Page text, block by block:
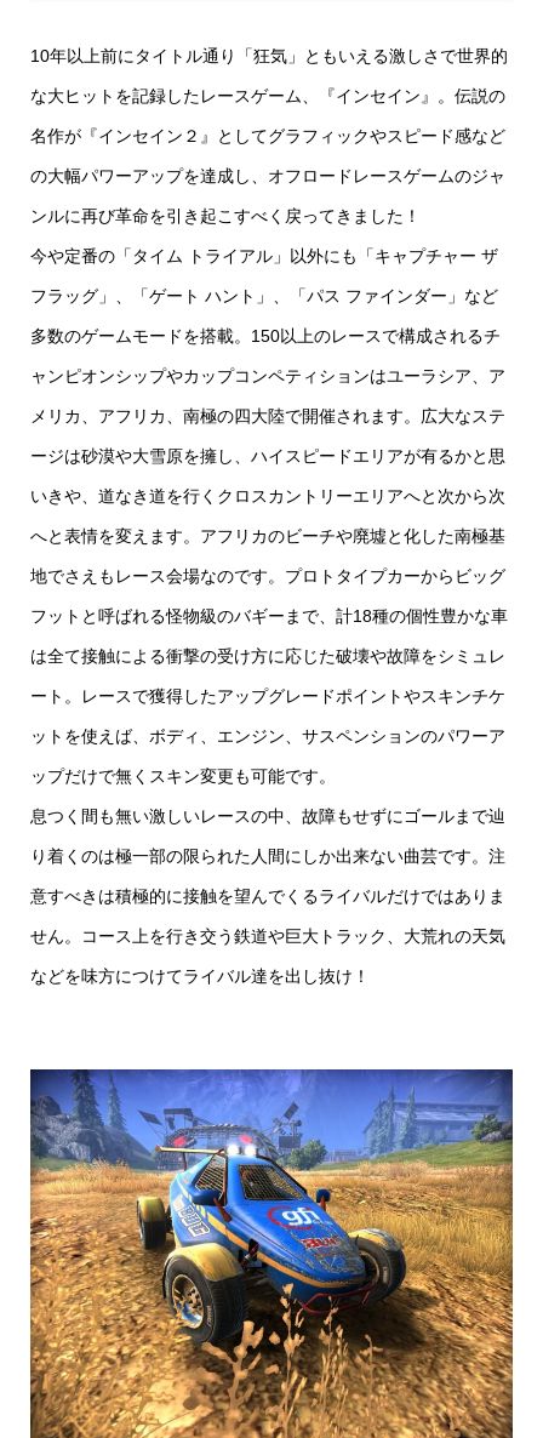
10年以上前にタイトル通り「狂気」ともいえる激しさで世界的
な大ヒットを記録したレースゲーム、『インセイン』。伝説の
名作が『インセイン２』としてグラフィックやスピード感など
の大幅パワーアップを達成し、オフロードレースゲームのジャ
ンルに再び革命を引き起こすべく戻ってきました！
今や定番の「タイム トライアル」以外にも「キャプチャー ザ
フラッグ」、「ゲート ハント」、「パス ファインダー」など
多数のゲームモードを搭載。150以上のレースで構成されるチ
ャンピオンシップやカップコンペティションはユーラシア、ア
メリカ、アフリカ、南極の四大陸で開催されます。広大なステ
ージは砂漠や大雪原を擁し、ハイスピードエリアが有るかと思
いきや、道なき道を行くクロスカントリーエリアへと次から次
へと表情を変えます。アフリカのビーチや廃墟と化した南極基
地でさえもレース会場なのです。プロトタイプカーからビッグ
フットと呼ばれる怪物級のバギーまで、計18種の個性豊かな車
は全て接触による衝撃の受け方に応じた破壊や故障をシミュレ
ート。レースで獲得したアップグレードポイントやスキンチケ
ットを使えば、ボディ、エンジン、サスペンションのパワーア
ップだけで無くスキン変更も可能です。
息つく間も無い激しいレースの中、故障もせずにゴールまで辿
り着くのは極一部の限られた人間にしか出来ない曲芸です。注
意すべきは積極的に接触を望んでくるライバルだけではありま
せん。コース上を行き交う鉄道や巨大トラック、大荒れの天気
などを味方につけてライバル達を出し抜け！